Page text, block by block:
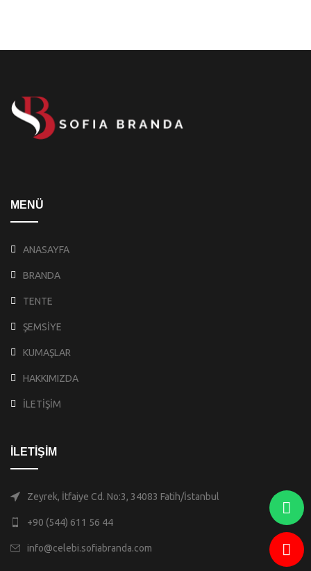
MENÜ
ANASAYFA
BRANDA
TENTE
ŞEMSİYE
KUMAŞLAR
HAKKIMIZDA
İLETİŞİM
İLETİŞİM
Zeyrek, İtfaiye Cd. No:3, 34083 Fatih/İstanbul
+90 (544) 611 56 44
info@celebi.sofiabranda.com